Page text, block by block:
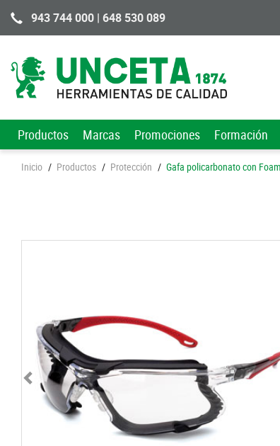
943 744 000 | 648 530 089
Productos Marcas Promociones Formación
Inicio / Productos / Protección / Gafa policarbonato con